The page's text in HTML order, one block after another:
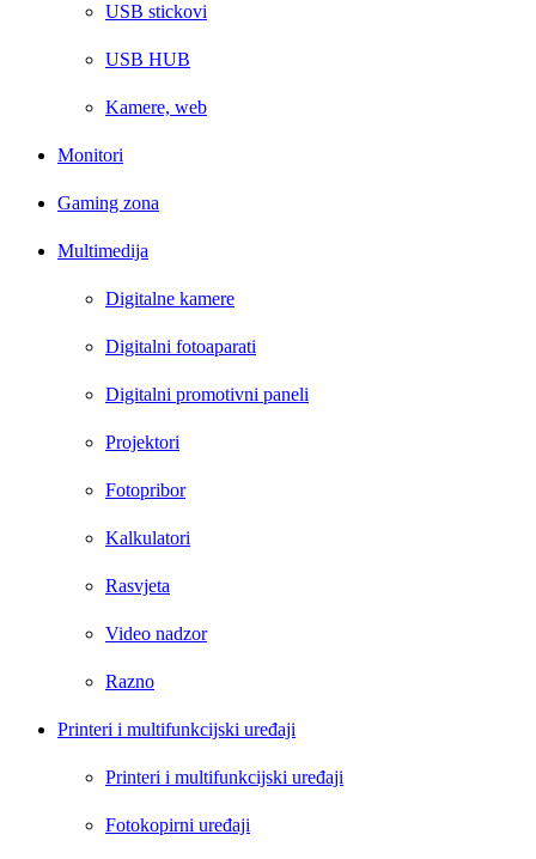
USB stickovi
USB HUB
Kamere, web
Monitori
Gaming zona
Multimedija
Digitalne kamere
Digitalni fotoaparati
Digitalni promotivni paneli
Projektori
Fotopribor
Kalkulatori
Rasvjeta
Video nadzor
Razno
Printeri i multifunkcijski uređaji
Printeri i multifunkcijski uređaji
Fotokopirni uređaji